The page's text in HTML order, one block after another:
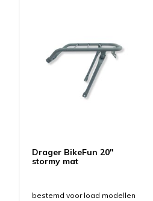
Drager BikeFun 20"
stormy mat
bestemd voor load modellen